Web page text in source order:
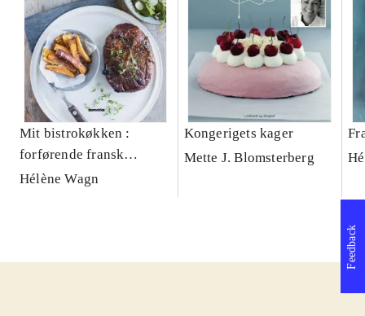
Mit bistrokøkken :
forførende fransk
hverdagsmad
Hélène Wagn
Kongerigets kager
Mette J. Blomsterberg
Feedback